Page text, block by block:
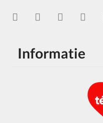
Informatie